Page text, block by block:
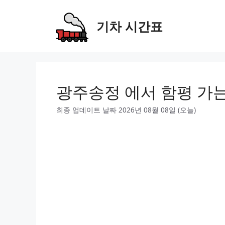
기차 시간표
광주송정 에서 함평 가
최종 업데이트 날짜 2026년 08월 08일 (오늘)